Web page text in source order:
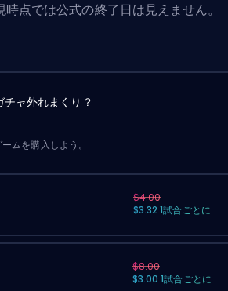
点では公式の終了日は見えません。
ャ外れまくり？
ムを購入しよう。
$4.00
$3.32 1試合ごとに
$8.00
$3.00 1試合ごとに